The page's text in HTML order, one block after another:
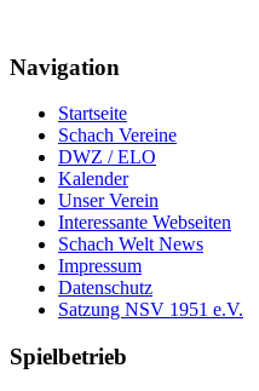
Navigation
Startseite
Schach Vereine
DWZ / ELO
Kalender
Unser Verein
Interessante Webseiten
Schach Welt News
Impressum
Datenschutz
Satzung NSV 1951 e.V.
Spielbetrieb